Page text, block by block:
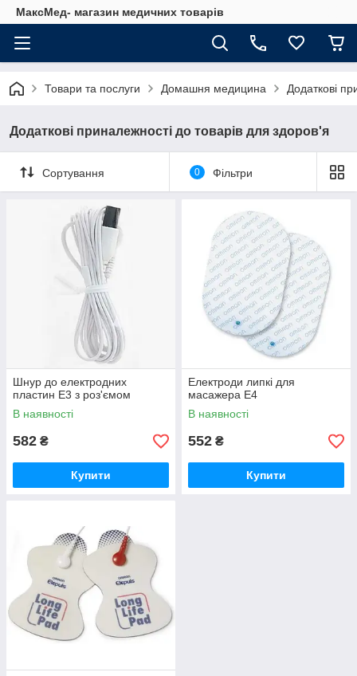
МаксМед- магазин медичних товарів
Товари та послуги Домашня медицина Додаткові
Додаткові приналежності до товарів для здоров'я
Сортування 0 Фільтри
Шнур до електродних
пластин E3 з роз'ємом
В наявності
582 ₴
Купити
Електроди липкі для
масажера E4
В наявності
552 ₴
Купити